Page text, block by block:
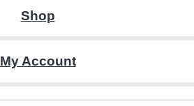
Shop
My Account